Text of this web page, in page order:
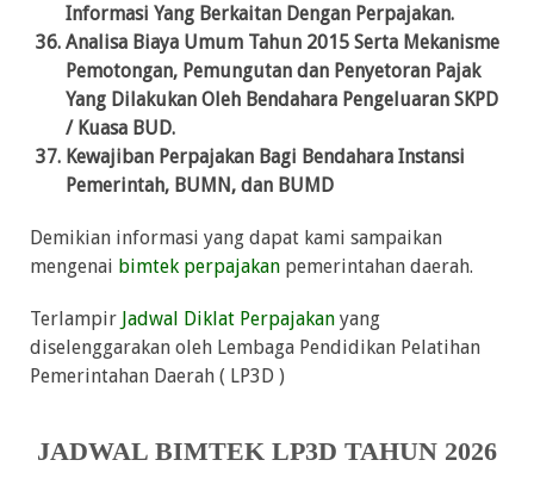
Informasi Yang Berkaitan Dengan Perpajakan.
Analisa Biaya Umum Tahun 2015 Serta Mekanisme
Pemotongan, Pemungutan dan Penyetoran Pajak
Yang Dilakukan Oleh Bendahara Pengeluaran SKPD
/ Kuasa BUD.
Kewajiban Perpajakan Bagi Bendahara Instansi
Pemerintah, BUMN, dan BUMD
Demikian informasi yang dapat kami sampaikan
mengenai bimtek perpajakan pemerintahan daerah.
Terlampir Jadwal Diklat Perpajakan yang
diselenggarakan oleh Lembaga Pendidikan Pelatihan
Pemerintahan Daerah ( LP3D )
JADWAL BIMTEK LP3D TAHUN 2026